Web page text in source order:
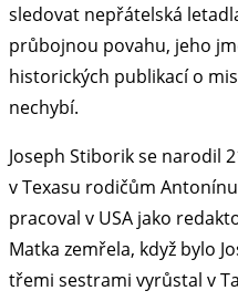
sledovat nepřátelská
průbojnou povahu, jeho
historických publikací o
nechybí.
Joseph Stiborik se narodil
v Texasu rodičům
pracoval v USA jako
Matka zemřela, když bylo
třemi sestrami vyrůstal v